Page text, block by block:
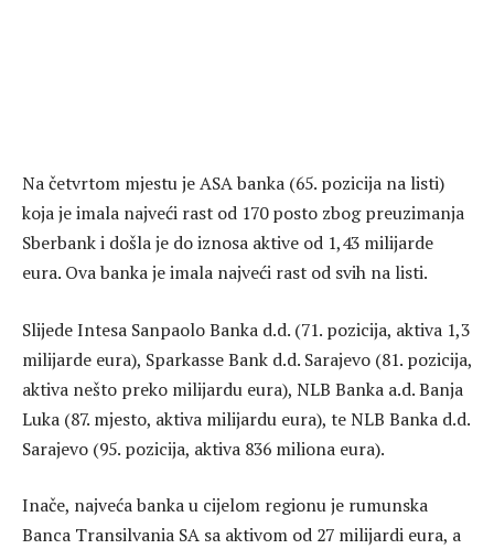
Na četvrtom mjestu je ASA banka (65. pozicija na listi)
koja je imala najveći rast od 170 posto zbog preuzimanja
Sberbank i došla je do iznosa aktive od 1,43 milijarde
eura. Ova banka je imala najveći rast od svih na listi.
Slijede Intesa Sanpaolo Banka d.d. (71. pozicija, aktiva 1,3
milijarde eura), Sparkasse Bank d.d. Sarajevo (81. pozicija,
aktiva nešto preko milijardu eura), NLB Banka a.d. Banja
Luka (87. mjesto, aktiva milijardu eura), te NLB Banka d.d.
Sarajevo (95. pozicija, aktiva 836 miliona eura).
Inače, najveća banka u cijelom regionu je rumunska
Banca Transilvania SA sa aktivom od 27 milijardi eura, a